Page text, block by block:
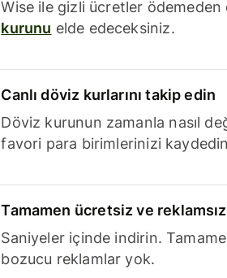
Wise ile gizli ücretler ödemeden
kurunu elde edeceksiniz.
Canlı döviz kurlarını takip edin
Döviz kurunun zamanla nasıl
favori para birimlerinizi
Tamamen ücretsiz ve reklamsız
Saniyeler içinde indirin.
bozucu reklamlar yok.